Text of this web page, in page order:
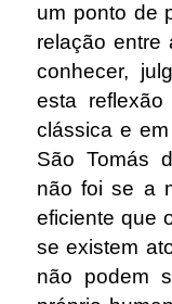
um ponto de
relação entre
conhecer,
esta
clássica e
São Tomás
não foi se a
eficiente que
se existem
não podem